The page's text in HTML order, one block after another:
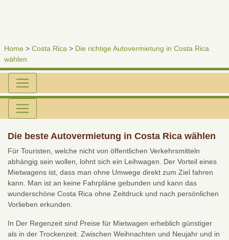
Home > Costa Rica > Die richtige Autovermietung in Costa Rica
wählen
Die beste Autovermietung in Costa Rica wählen
Für Touristen, welche nicht von öffentlichen Verkehrsmitteln
abhängig sein wollen, lohnt sich ein Leihwagen. Der Vorteil eines
Mietwagens ist, dass man ohne Umwege direkt zum Ziel fahren
kann. Man ist an keine Fahrpläne gebunden und kann das
wunderschöne Costa Rica ohne Zeitdruck und nach persönlichen
Vorlieben erkunden.
In Der Regenzeit sind Preise für Mietwagen erheblich günstiger
als in der Trockenzeit. Zwischen Weihnachten und Neujahr und in